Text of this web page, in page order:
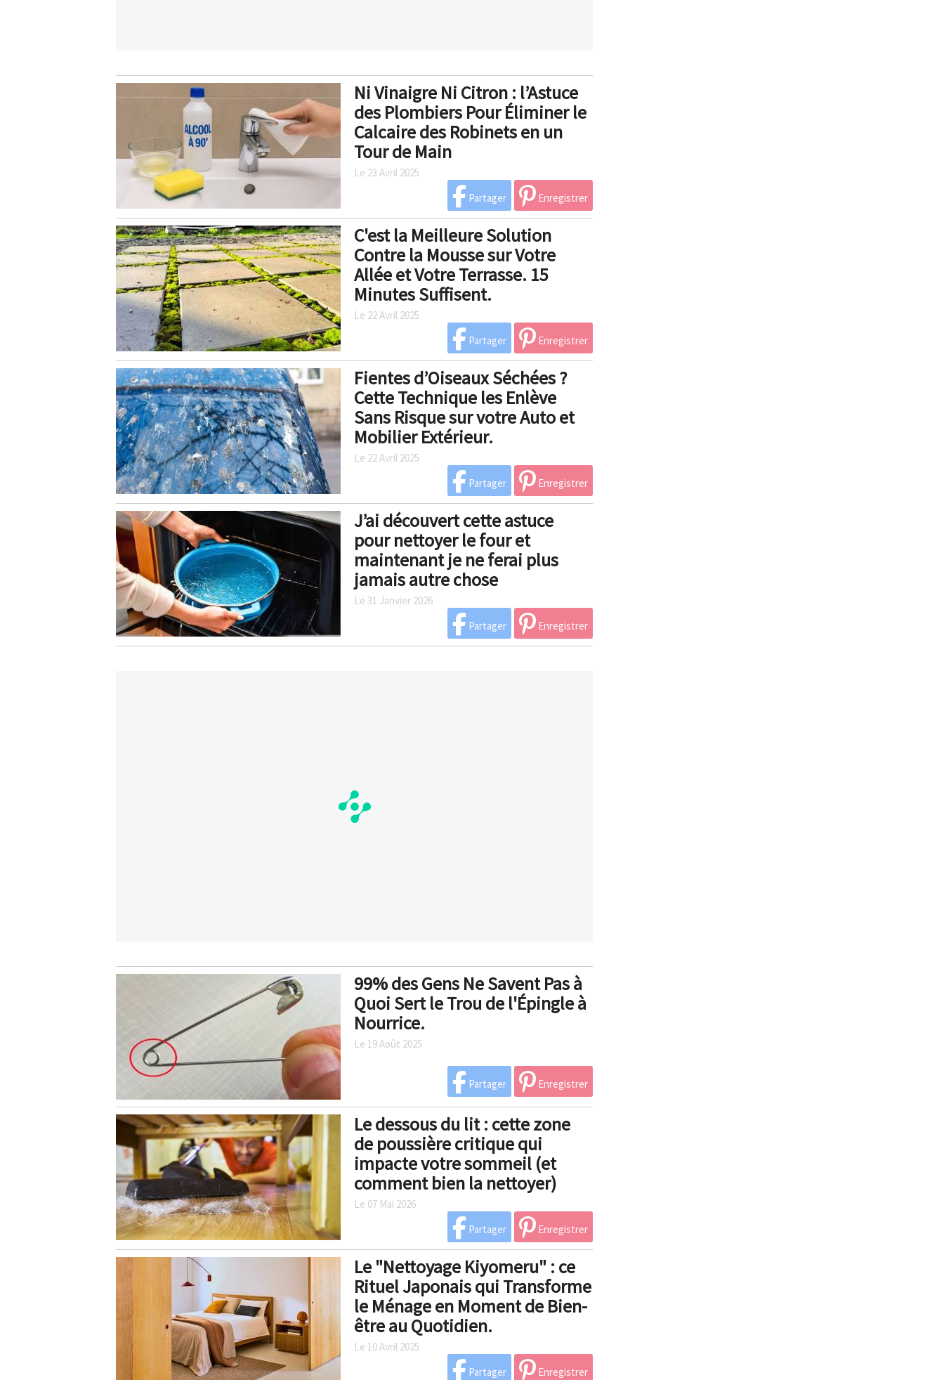
Ni Vinaigre Ni Citron : l’Astuce
des Plombiers Pour Éliminer le
Calcaire des Robinets en un
Tour de Main
Le 23 Avril 2025
Partager
Enregistrer
C'est la Meilleure Solution
Contre la Mousse sur Votre
Allée et Votre Terrasse. 15
Minutes Suffisent.
Le 22 Avril 2025
Partager
Enregistrer
Fientes d’Oiseaux Séchées ?
Cette Technique les Enlève
Sans Risque sur votre Auto et
Mobilier Extérieur.
Le 22 Avril 2025
Partager
Enregistrer
J’ai découvert cette astuce
pour nettoyer le four et
maintenant je ne ferai plus
jamais autre chose
Le 31 Janvier 2026
Partager
Enregistrer
99% des Gens Ne Savent Pas à
Quoi Sert le Trou de l'Épingle à
Nourrice.
Le 19 Août 2025
Partager Enregistrer
Le dessous du lit : cette zone
de poussière critique qui
impacte votre sommeil (et
comment bien la nettoyer)
Le 07 Mai 2026
Partager
Enregistrer
Le "Nettoyage Kiyomeru" : ce
Rituel Japonais qui Transforme
le Ménage en Moment de Bien-
être au Quotidien.
Le 10 Avril 2025
Partager
Enregistrer